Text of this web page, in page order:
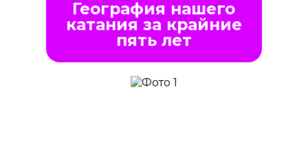
География нашего
катания за крайние
пять лет